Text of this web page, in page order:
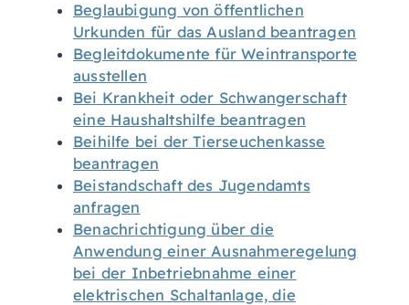
Beglaubigung von öffentlichen
Urkunden für das Ausland beantragen
Begleitdokumente für Weintransporte
ausstellen
Bei Krankheit oder Schwangerschaft
eine Haushaltshilfe beantragen
Beihilfe bei der Tierseuchenkasse
beantragen
Beistandschaft des Jugendamts
anfragen
Benachrichtigung über die
Anwendung einer Ausnahmeregelung
bei der Inbetriebnahme einer
elektrischen Schaltanlage, die